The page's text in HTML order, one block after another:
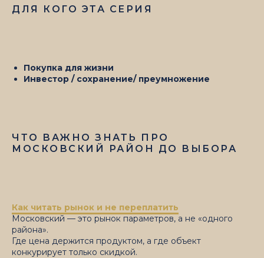
ДЛЯ КОГО ЭТА СЕРИЯ
Покупка для жизни
Инвестор / сохранение/ преумножение
ЧТО ВАЖНО ЗНАТЬ ПРО
МОСКОВСКИЙ РАЙОН ДО ВЫБОРА
Как читать рынок и не переплатить
Московский — это рынок параметров, а не «одного
района».
Где цена держится продуктом, а где объект
конкурирует только скидкой.